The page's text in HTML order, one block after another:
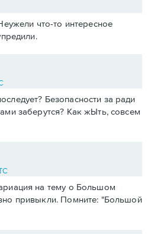
что-то интересное
Безопасности за ради
заберутся? Как жЫть, совсем
на тему о Большом
привыкли. Помните: "Большой